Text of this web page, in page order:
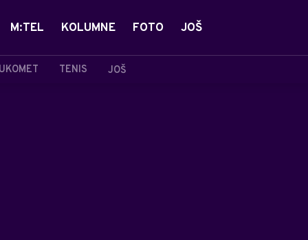
TENIS JOŠ
M:TEL KOLUMNE FOTO JOŠ